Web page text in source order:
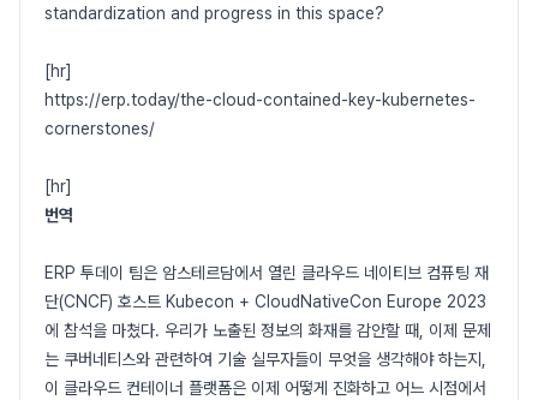
standardization and progress in this space?
[hr]
https://erp.today/the-cloud-contained-key-kubernetes-
cornerstones/
[hr]
번역
ERP 투데이 팀은 암스테르담에서 열린 클라우드 네이티브 컴퓨팅 재
단(CNCF) 호스트 Kubecon + CloudNativeCon Europe 2023
에 참석을 마쳤다. 우리가 노출된 정보의 화재를 감안할 때, 이제 문제
는 쿠버네티스와 관련하여 기술 실무자들이 무엇을 생각해야 하는지,
이 클라우드 컨테이너 플랫폼은 이제 어떻게 진화하고 어느 시점에서